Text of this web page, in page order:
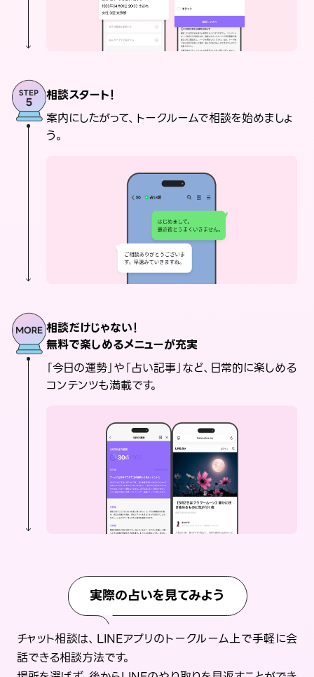
相談スタート！
案内にしたがって、トークルームで相談を始めましょ
う。
相談だけじゃない！
無料で楽しめるメニューが充実
「今日の運勢」や「占い記事」など、日常的に楽しめる
コンテンツも満載です。
実際の占いを見てみよう
チャット相談は、LINEアプリのトークルーム上で手軽に会
話できる相談方法です。